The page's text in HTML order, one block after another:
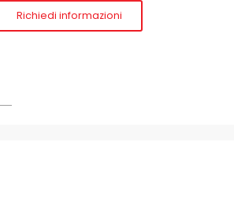
Richiedi informazioni